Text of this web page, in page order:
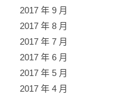
2017 年 9 月
2017 年 8 月
2017 年 7 月
2017 年 6 月
2017 年 5 月
2017 年 4 月